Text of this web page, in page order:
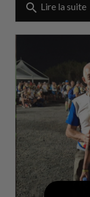
search Lire la suite